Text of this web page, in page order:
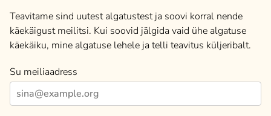
Teavitame sind uutest algatustest ja soovi korral nende
käekäigust meilitsi. Kui soovid jälgida vaid ühe algatuse
käekäiku, mine algatuse lehele ja telli teavitus küljeribalt.
Su meiliaadress